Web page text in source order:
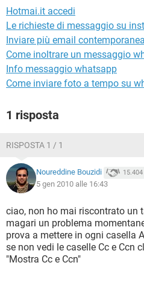
Hotmai.it accedi
Le richieste di messaggio su
Inviare più email
Come inoltrare un messaggio
Info messaggio whatsapp
Come inviare foto a tempo su
1 risposta
RISPOSTA 1 / 1
Noureddine Bouzidi 15.404
5 gen 2010 alle 16:43
ciao, non ho mai riscontrato un
magari un problema
prova a mettere in ogni casella
se non vedi le caselle Cc e Ccn
"Mostra Cc e Ccn"